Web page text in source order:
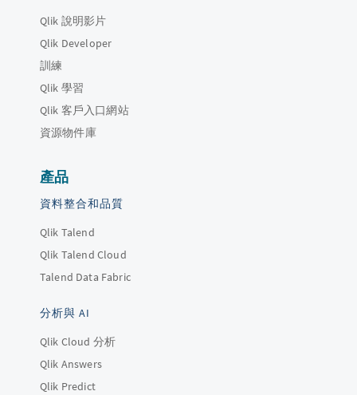
Qlik 說明影片
Qlik Developer
訓練
Qlik 學習
Qlik 客戶入口網站
資源物件庫
產品
資料整合和品質
Qlik Talend
Qlik Talend Cloud
Talend Data Fabric
分析與 AI
Qlik Cloud 分析
Qlik Answers
Qlik Predict